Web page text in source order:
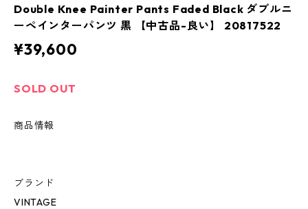
Double Knee Painter Pants Faded Black ダブルニ
ーペインターパンツ 黒 【中古品-良い】 20817522
¥39,600
SOLD OUT
商品情報
ブランド
VINTAGE